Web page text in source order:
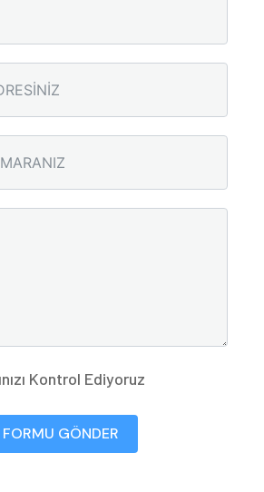
Kontrol Ediyoruz
FORMU GÖNDER